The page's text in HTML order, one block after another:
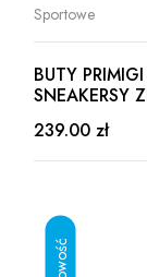
Sportowe
BUTY
SNEAKERSY
239.00 zł